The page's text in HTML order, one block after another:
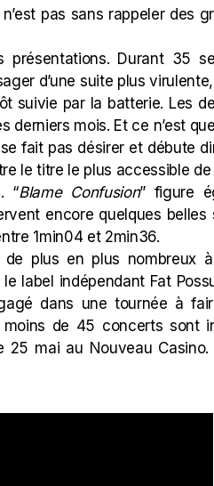
pas sans rappeler des
présentations. Durant 35
d’une suite plus
par la batterie. Les
derniers mois. Et ce n’est
se fait pas désirer et débute
le titre le plus accessible
“Blame Confusion” figure
encore quelques belles
1min04 et 2min36.
plus en plus nombreux
le label indépendant Fat
dans une tournée à
de 45 concerts sont
25 mai au Nouveau